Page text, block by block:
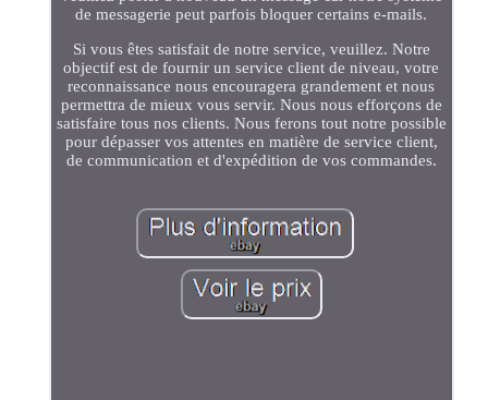
de messagerie peut parfois bloquer certains e-mails.
Si vous êtes satisfait de notre service, veuillez. Notre
objectif est de fournir un service client de niveau, votre
reconnaissance nous encouragera grandement et nous
permettra de mieux vous servir. Nous nous efforçons de
satisfaire tous nos clients. Nous ferons tout notre possible
pour dépasser vos attentes en matière de service client,
de communication et d'expédition de vos commandes.